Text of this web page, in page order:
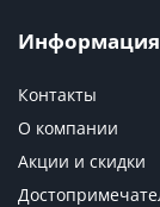
Информация
Контакты
О компании
Акции и скидки